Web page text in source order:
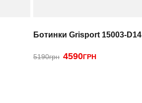
Ботинки Grisport 15003-D14
5190грн 4590ГРН